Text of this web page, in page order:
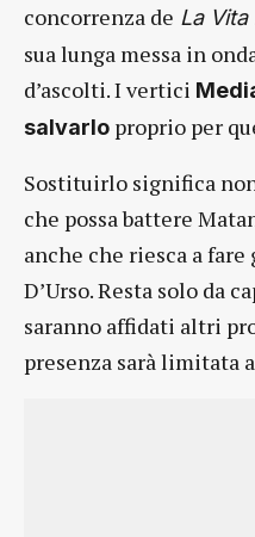
concorrenza de La
sua lunga messa in
d’ascolti. I vertici
salvarlo proprio per
Sostituirlo significa
che possa battere
anche che riesca a
D’Urso. Resta solo da
saranno affidati altri
presenza sarà limitata